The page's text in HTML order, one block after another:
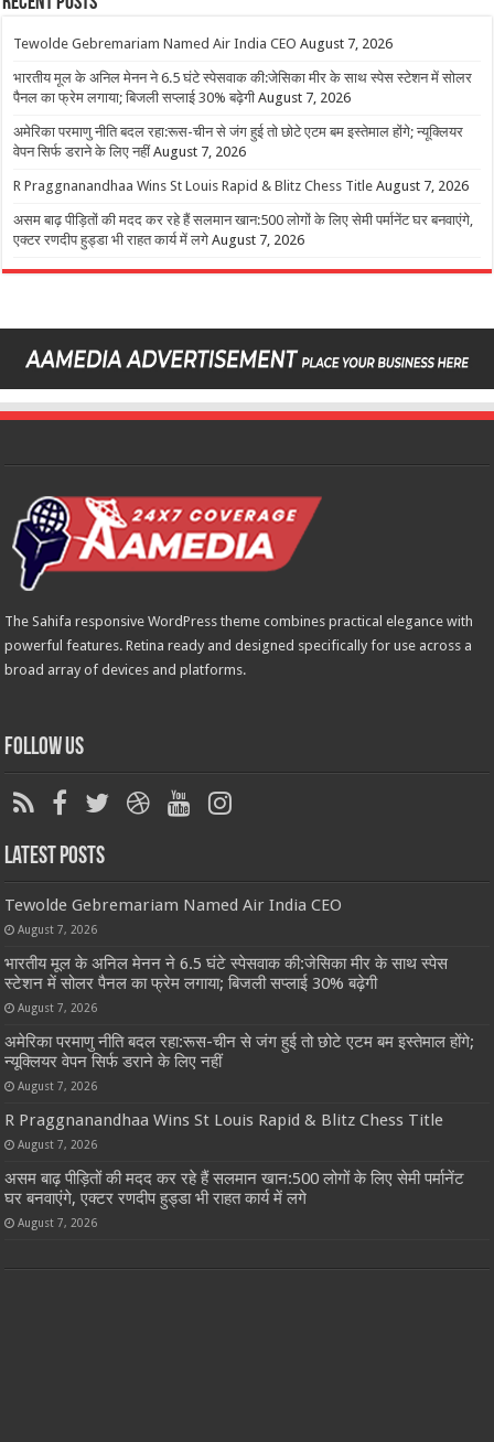
Tewolde Gebremariam Named Air India CEO August 7, 2026
भारतीय मूल के अनिल मेनन ने 6.5 घंटे स्पेसवाक की:जेसिका मीर के साथ स्पेस स्टेशन में सोलर
पैनल का फ्रेम लगाया; बिजली सप्लाई 30% बढ़ेगी August 7, 2026
अमेरिका परमाणु नीति बदल रहा:रूस-चीन से जंग हुई तो छोटे एटम बम इस्तेमाल होंगे; न्यूक्लियर
वेपन सिर्फ डराने के लिए नहीं August 7, 2026
R Praggnanandhaa Wins St Louis Rapid & Blitz Chess Title August 7, 2026
असम बाढ़ पीड़ितों की मदद कर रहे हैं सलमान खान:500 लोगों के लिए सेमी पर्मानेंट घर बनवाएंगे,
एक्टर रणदीप हुड्डा भी राहत कार्य में लगे August 7, 2026
The Sahifa responsive WordPress theme combines practical elegance with
powerful features. Retina ready and designed specifically for use across a
broad array of devices and platforms.
Follow Us
Latest Posts
Tewolde Gebremariam Named Air India CEO
August 7, 2026
भारतीय मूल के अनिल मेनन ने 6.5 घंटे स्पेसवाक की:जेसिका मीर के साथ स्पेस
स्टेशन में सोलर पैनल का फ्रेम लगाया; बिजली सप्लाई 30% बढ़ेगी
August 7, 2026
अमेरिका परमाणु नीति बदल रहा:रूस-चीन से जंग हुई तो छोटे एटम बम इस्तेमाल होंगे;
न्यूक्लियर वेपन सिर्फ डराने के लिए नहीं
August 7, 2026
R Praggnanandhaa Wins St Louis Rapid & Blitz Chess Title
August 7, 2026
असम बाढ़ पीड़ितों की मदद कर रहे हैं सलमान खान:500 लोगों के लिए सेमी पर्मानेंट
घर बनवाएंगे, एक्टर रणदीप हुड्डा भी राहत कार्य में लगे
August 7, 2026